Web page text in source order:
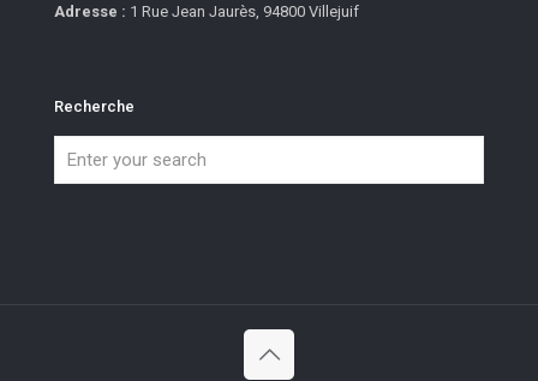
Adresse : 1 Rue Jean Jaurès, 94800 Villejuif
Recherche